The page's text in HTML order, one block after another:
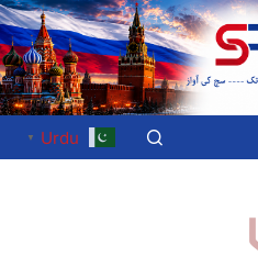
Urdu
▼